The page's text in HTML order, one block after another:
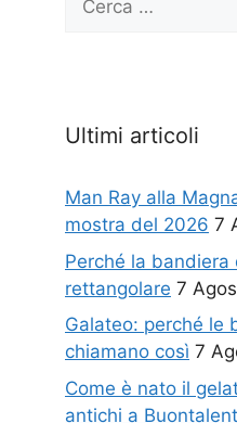
Ultimi articoli
Man Ray alla
mostra del 2026 7
Perché la bandiera
rettangolare 7
Galateo: perché le
chiamano così 7
Come è nato il
antichi a